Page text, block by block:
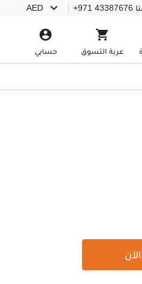
+971 43387676
AED 

عربة التسوق

حسابي